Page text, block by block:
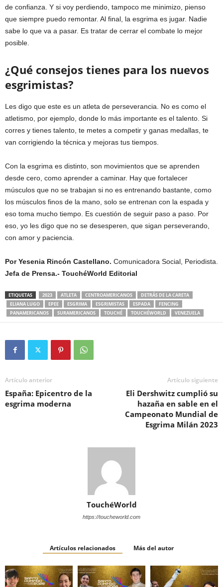
de confianza. Y si voy perdiendo, tampoco me minimizo, pienso
que siempre puedo remontar. Al final, la esgrima es jugar. Nadie
sabe lo que va a pasar. Es tratar de cerrar el combate lo mejor
posible.
¿Qué consejos tienes para los nuevos
esgrimistas?
Les digo que este es un atleta de perseverancia. No es como el
atletismo, por ejemplo, donde lo más importante es el talento. Si
corres y tienes talento, te metes a competir y ganas medallas, te
van corrigiendo la técnica y mejoras tus tiempos.
Con la esgrima es distinto, son movimientos que se aprenden
desde cero, como aprender a caminar. Hay que fortalecer
músculos que no se trabajan si no es entrenando bastante, como
los músculos finos de la mano, solo se entrenan con la espada y
eso toma mucho tiempo. Es cuestión de seguir paso a paso. Por
eso, yo les digo que no se desesperen, que sigan perseverando,
con amor y paciencia.
Por Yesenia Rincón Castellano. Comunicadora Social, Periodista.
Jefa de Prensa.- TouchéWorld Editorial
ETIQUETAS 2023 ATLETA CENTROAMERICANOS
DETRÁS DE LA CARETA
ELIANA LUGO
EPEE ESGRIMA ESGRIMISTAS ESPADA
FENCING
PANAMERICANOS
SURAMERICANOS TOUCHÉ TOUCHÉWORLD VENEZUELA
Artículo anterior
España: Epicentro de la
esgrima moderna
Artículo siguiente
Eli Dershwitz cumplió su
hazaña en sable en el
Campeonato Mundial de
Esgrima Milán 2023
TouchéWorld
https://toucheworld.com
Artículos relacionados Más del autor